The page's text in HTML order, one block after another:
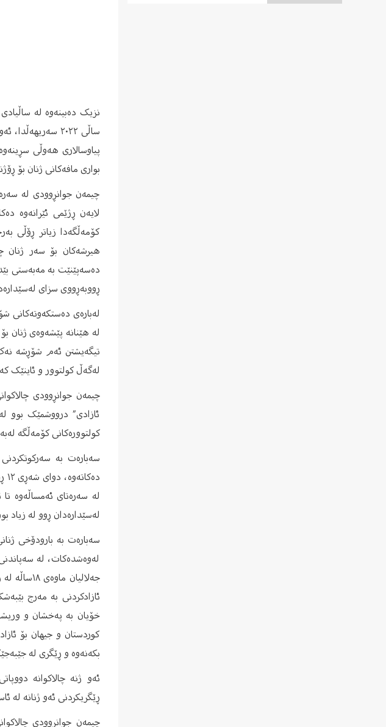
نزیک دەبینەوە لە
ساڵی ٢٠٢٢
پیاوسالاری هەوڵی
بواری مافەکانی ژنان بۆ
چیمەن جوانڕوودی لە
لایەن ڕژێمی ئێرانەوە
کۆمەڵگەدا زیاتر ڕۆڵی
هیرشەکان بۆ سەر ژنان
دەسەپێنێت بە مەبەستی
ڕووبەڕووی سزای
لەبارەی دەستکەوتەکانی
لە هێنانە پێشەوەی ژنان
تیگەیشتن ئەم شۆڕشە
لەگەڵ کولتوور و ئاینێک
چیمەن جوانڕوودی
ئازادی” درووشمێک بوو
کولتوورەکانی کۆمەڵگە
سەبارەت بە سەرکوتکردنی
لەسێدارەدان ڕوو لە زیاد
سەبارەت بە بارودۆخی
لەوەشدەکات، لە
ئازادکردنی بە مەرج
خۆیان بە پەخشان و
کوردستان و جیهان بۆ
بکەنەوە و ڕێگری لە
ئەو ژنە چالاکوانە
ڕێگریکردنی ئەو ژنانە لە
چیمەن جوانڕوودی